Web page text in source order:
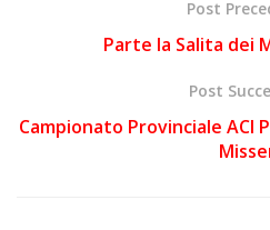
Post
Parte la Salita dei
Post
Campionato Provinciale ACI